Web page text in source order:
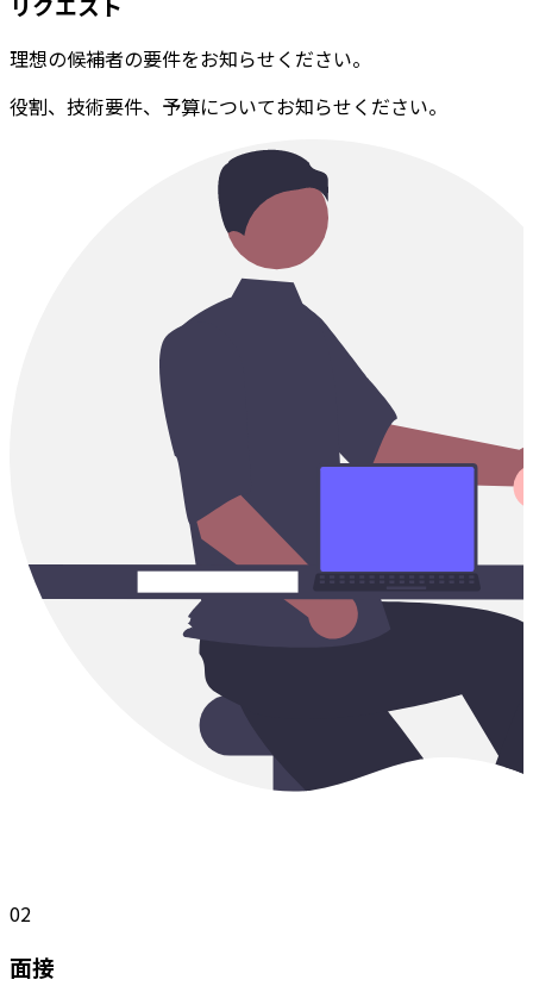
理想の候補者の要件をお知らせください。
役割、技術要件、予算についてお知らせください。
02
面接